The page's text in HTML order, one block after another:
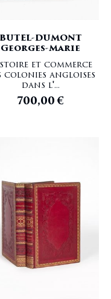
BUTEL-DUMONT
Georges-Marie
et commerce
colonies angloises
dans l'...
700,00€